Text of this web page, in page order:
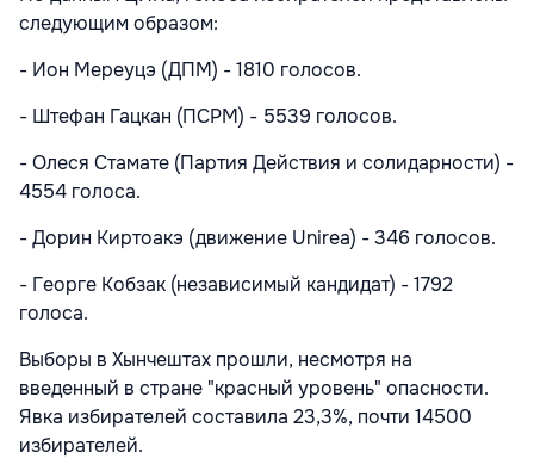
следующим образом:
- Ион Мереуцэ (ДПМ) - 1810 голосов.
- Штефан Гацкан (ПСРМ) - 5539 голосов.
- Олеся Стамате (Партия Действия и солидарности) -
4554 голоса.
- Дорин Киртоакэ (движение Unirea) - 346 голосов.
- Георге Кобзак (независимый кандидат) - 1792
голоса.
Выборы в Хынчештах прошли, несмотря на
введенный в стране "красный уровень" опасности.
Явка избирателей составила 23,3%, почти 14500
избирателей.